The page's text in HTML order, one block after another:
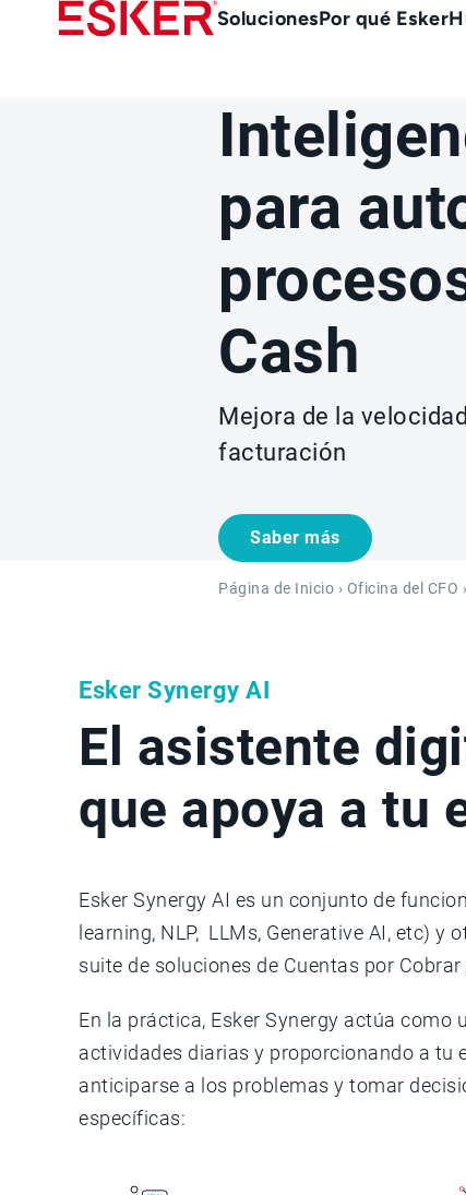
Main
SolucionesPor qué Esker
para
Cash
Mejora de la
facturación
Saber más
Página de Inicio › Oficina del CFO
Esker Synergy AI
El asistente
que apoya a tu
Esker Synergy AI es un conjunto de
learning, NLP, LLMs, Generative AI, etc) y
suite de soluciones de Cuentas por Cobrar
En la práctica, Esker Synergy actúa
actividades diarias y proporcionando a tu
anticiparse a los problemas y tomar
específicas: